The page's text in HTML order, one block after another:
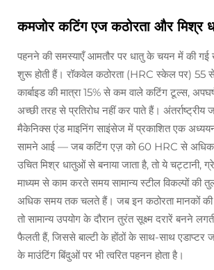
कमजोर कटिंग एज कठोरता और मिश्र
पहनने की समस्याएँ आमतौर पर धातु के चयन में की गई
शुरू होती हैं। रॉकवेल कठोरता (HRC स्केल पर) 55
कार्बाइड की मात्रा 15% से कम वाले कटिंग टूल्स,
अच्छी तरह से प्रतिरोध नहीं कर पाते हैं।
मैकेनिक्स एंड माइनिंग साइंसेज में प्रकाशित एक
सामने आई — जब कटिंग एज़ को 60 HRC से अधिक
उचित मिश्र धातुओं से बनाया जाता है, तो ये चट्टानी,
माध्यम से काम करते समय सामान्य स्टील विकल्पों की
अधिक समय तक चलते हैं। जब इन कठोरता मानकों की
तो सामान्य उपयोग के दौरान तुरंत सूक्ष्म दरारें बनने
फैलती हैं, जिससे बाल्टी के होंठों के साथ-साथ एडाप्टर
के माउंटिंग बिंदुओं पर भी त्वरित पहनन होता है।